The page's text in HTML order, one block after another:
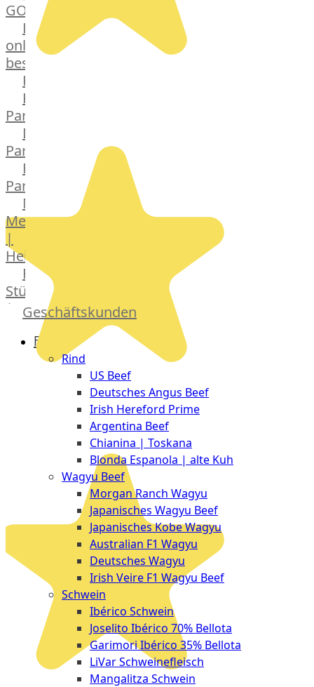
GOURMET
Lebensmittel
online
bestellen
Karriere
Kochschul-
Partner
Depot-
Partner
Frischetheken-
Partner
Männer
Metzger
|
Heinsberg
Feinkost
Stüttgen
|
Düsseldorf
The
Meat
Geschäftskunden
Fleisch
Rind
US Beef
Deutsches Angus Beef
Irish Hereford Prime
Argentina Beef
Chianina | Toskana
Blonda Espanola | alte Kuh
Wagyu Beef
Morgan Ranch Wagyu
Japanisches Wagyu Beef
Japanisches Kobe Wagyu
Australian F1 Wagyu
Deutsches Wagyu
Irish Veire F1 Wagyu Beef
Schwein
Ibérico Schwein
Joselito Ibérico 70% Bellota
Garimori Ibérico 35% Bellota
LiVar Schweinefleisch
Mangalitza Schwein